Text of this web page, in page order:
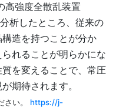
高強度全散乱装置
析したところ、従来の
造を持つことが分か
れることが明らかにな
を変えることで、常圧
期待されます。
さい。 https://j-